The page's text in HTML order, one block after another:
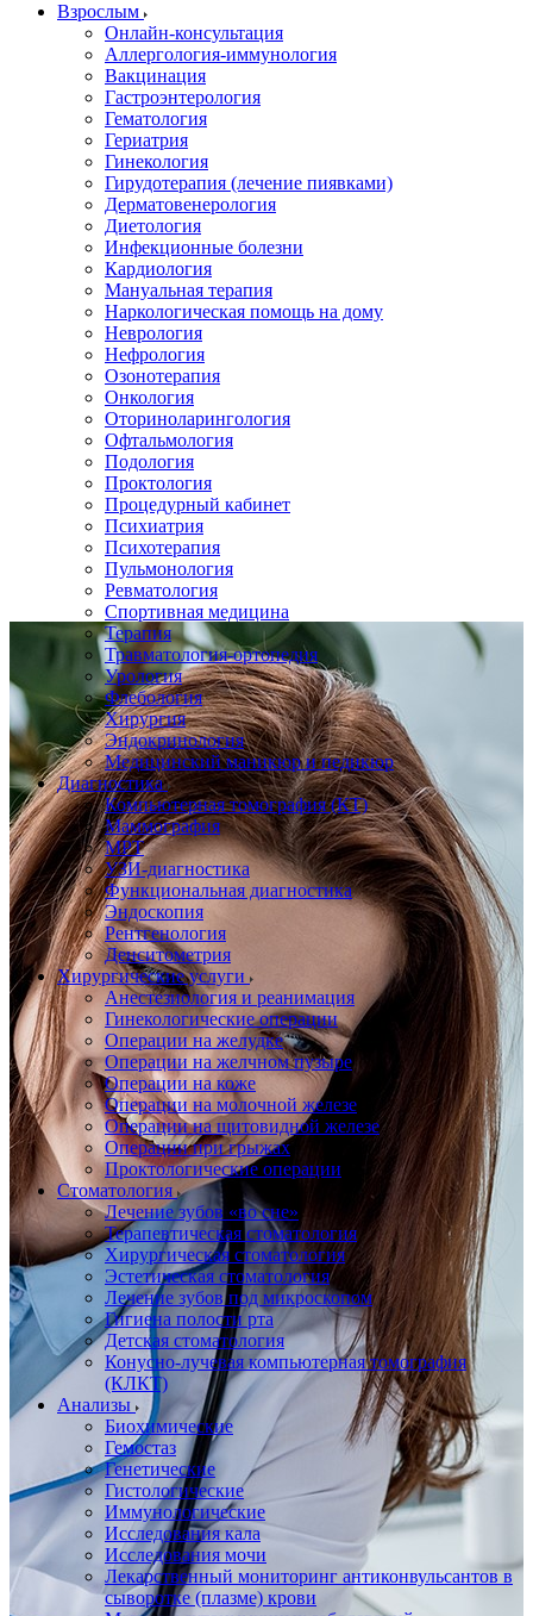
Взрослым
Онлайн-консультация
Аллергология-иммунология
Вакцинация
Гастроэнтерология
Гематология
Гериатрия
Гинекология
Гирудотерапия (лечение пиявками)
Дерматовенерология
Диетология
Инфекционные болезни
Кардиология
Мануальная терапия
Наркологическая помощь на дому
Неврология
Нефрология
Озонотерапия
Онкология
Оториноларингология
Офтальмология
Подология
Проктология
Процедурный кабинет
Психиатрия
Психотерапия
Пульмонология
Ревматология
Спортивная медицина
Терапия
Травматология-ортопедия
Урология
Флебология
Хирургия
Эндокринология
Медицинский маникюр и педикюр
Диагностика
Компьютерная томография (КТ)
Маммография
МРТ
УЗИ-диагностика
Функциональная диагностика
Эндоскопия
Рентгенология
Денситометрия
Хирургические услуги
Анестезиология и реанимация
Гинекологические операции
Операции на желудке
Операции на желчном пузыре
Операции на коже
Операции на молочной железе
Операции на щитовидной железе
Операции при грыжах
Проктологические операции
Стоматология
Лечение зубов «во сне»
Терапевтическая стоматология
Хирургическая стоматология
Эстетическая стоматология
Лечение зубов под микроскопом
Гигиена полости рта
Детская стоматология
Конусно-лучевая компьютерная томография
(КЛКТ)
Анализы
Биохимические
Гемостаз
Генетические
Гистологические
Иммунологические
Исследования кала
Исследования мочи
Лекарственный мониторинг антиконвульсантов в
сыворотке (плазме) крови